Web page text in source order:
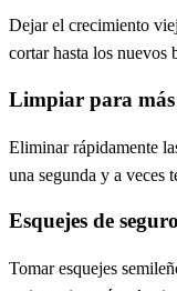
Dejar el crecimiento
cortar hasta los nuevos
Limpiar para más
Eliminar rápidamente
una segunda y a veces
Esquejes de seguro
Tomar esquejes